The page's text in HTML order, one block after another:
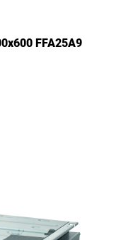
FFA25A9